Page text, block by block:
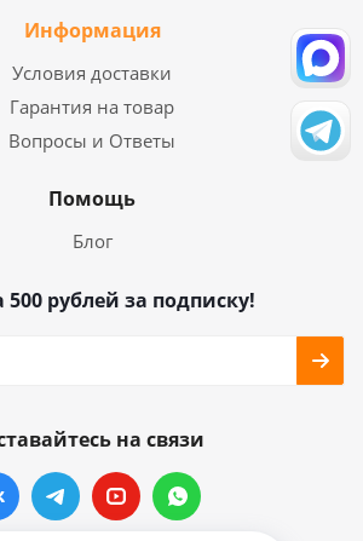
Информация
Условия доставки
Гарантия на товар
Вопросы и Ответы
Помощь
Блог
500 рублей за подписку!
на связи